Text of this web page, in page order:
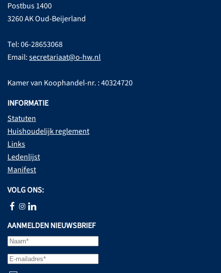
Postbus 1400
3260 AK Oud-Beijerland
Tel: 06-28653068
Email:secretariaat@o-hw.nl
Kamer van Koophandel-nr. : 40324720
INFORMATIE
Statuten
Huishoudelijk reglement
Links
Ledenlijst
Manifest
VOLG ONS:
AANMELDEN NIEUWSBRIEF